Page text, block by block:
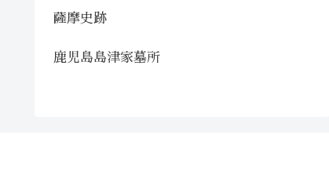
薩摩史跡
鹿児島島津家墓所